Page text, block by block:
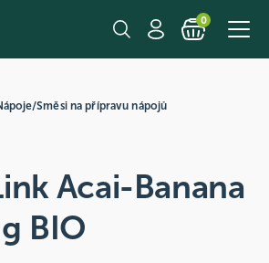
0
/Směsi na přípravu nápojů
Acai-Banana
BIO